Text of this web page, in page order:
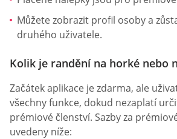
Můžete zobrazit profil osoby a
druhého uživatele.
Kolik je randění na horké nebo
Začátek aplikace je zdarma, ale
všechny funkce, dokud nezaplatí
prémiové členství. Sazby za
uvedeny níže: